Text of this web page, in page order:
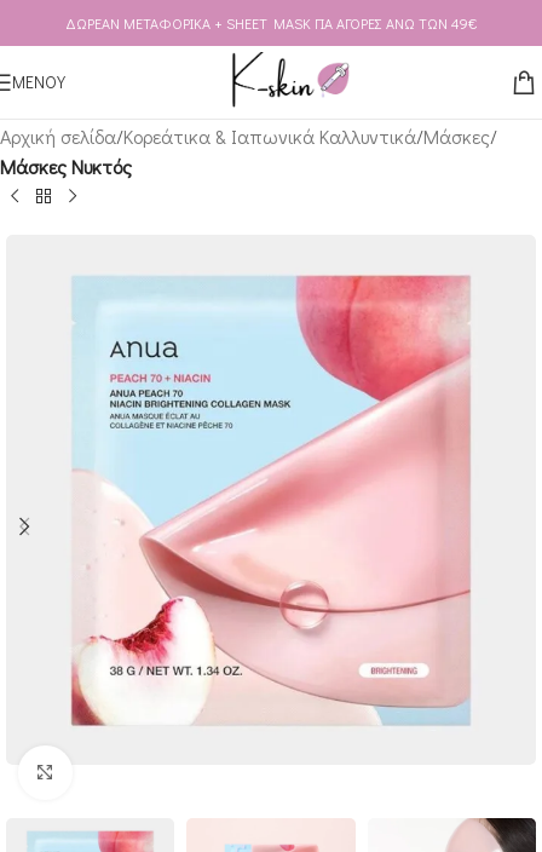
Skip to navigation
Skip to main content
ΔΩΡΕΑΝ ΜΕΤΑΦΟΡΙΚΑ + SHEET MASK ΓΙΑ ΑΓΟΡΕΣ ΑΝΩ ΤΩΝ 49€
ΜΕΝΟΥ
Αρχική σελίδα Κορεάτικα & Ιαπωνικά Καλλυντικά Μάσκες
Μάσκες Νυκτός